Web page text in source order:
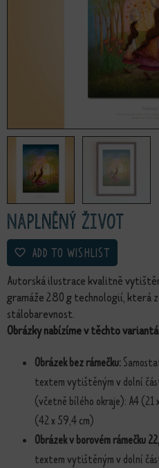
Naplněný život
ADD TO WISHLIST
Autorská ilustrace kvalitně
gramáže 280 g technologií, která
stálobarevnost.
Obrázky nabízíme v těchto
Obrázek bez rámečku:
textem vytištěným v dolní
(včetně bílého okraje): A4 (21
(42 x 59,4 cm)
Obrázek v borovém rámečku
textem vytištěným v dolní